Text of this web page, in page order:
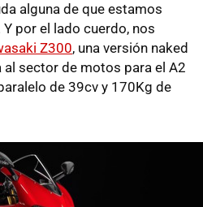
alguna de que estamos
por el lado cuerdo, nos
Z300, una versión naked
al sector de motos para el A2
de 39cv y 170Kg de